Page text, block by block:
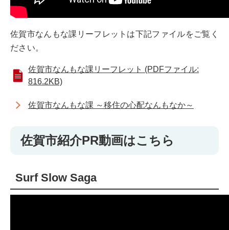
佐賀市なんもな課リーフレットは下記ファイルをご覧く
ださい。
佐賀市なんもな課リーフレット (PDFファイル:
816.2KB)
佐賀市なんもな課 ～移住の心配なんもなか～
佐賀市紹介PR動画はこちら
Surf Slow Saga